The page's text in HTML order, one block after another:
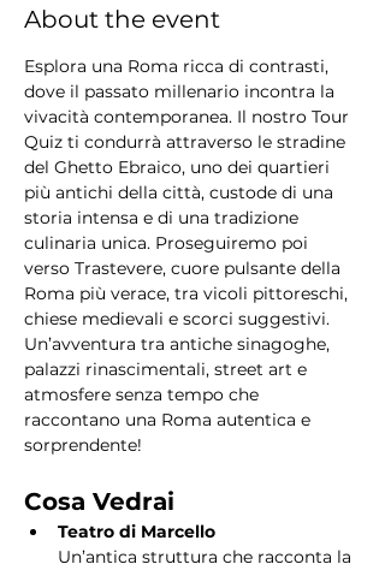
About the event
Esplora una Roma ricca di contrasti,
dove il passato millenario incontra la
vivacità contemporanea. Il nostro Tour
Quiz ti condurrà attraverso le stradine
del Ghetto Ebraico, uno dei quartieri
più antichi della città, custode di una
storia intensa e di una tradizione
culinaria unica. Proseguiremo poi
verso Trastevere, cuore pulsante della
Roma più verace, tra vicoli pittoreschi,
chiese medievali e scorci suggestivi.
Un’avventura tra antiche sinagoghe,
palazzi rinascimentali, street art e
atmosfere senza tempo che
raccontano una Roma autentica e
sorprendente!
Cosa Vedrai
Teatro di Marcello
Un’antica struttura che racconta la